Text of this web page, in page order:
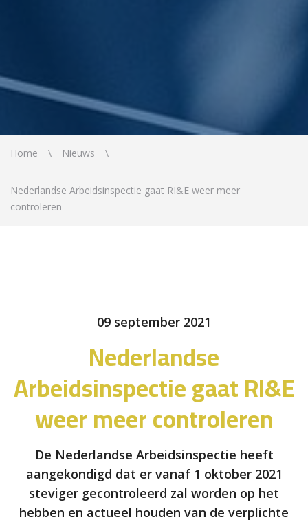
Home Nieuws
Nederlandse Arbeidsinspectie gaat RI&E weer meer
controleren
09 september 2021
Nederlandse
Arbeidsinspectie gaat RI&E
weer meer controleren
De Nederlandse Arbeidsinspectie heeft
aangekondigd dat er vanaf 1 oktober 2021
steviger gecontroleerd zal worden op het
hebben en actueel houden van de verplichte